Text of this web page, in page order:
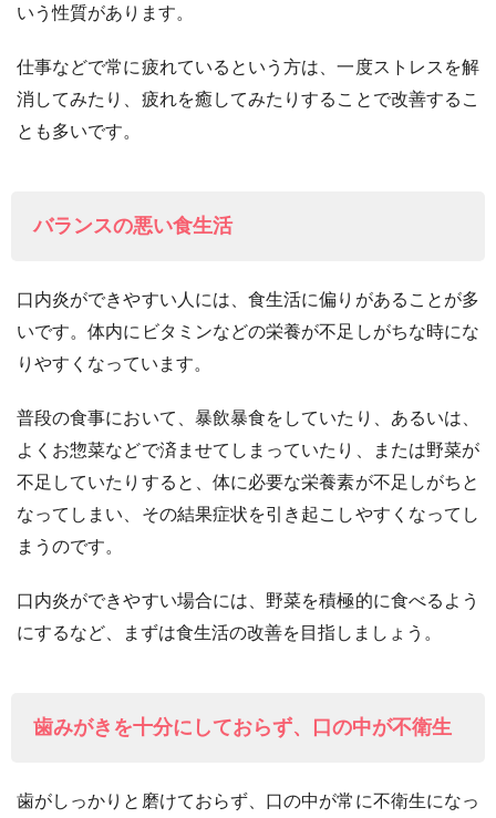
いう性質があります。
仕事などで常に疲れているという方は、一度ストレスを解
消してみたり、疲れを癒してみたりすることで改善するこ
とも多いです。
バランスの悪い食生活
口内炎ができやすい人には、食生活に偏りがあることが多
いです。体内にビタミンなどの栄養が不足しがちな時にな
りやすくなっています。
普段の食事において、暴飲暴食をしていたり、あるいは、
よくお惣菜などで済ませてしまっていたり、または野菜が
不足していたりすると、体に必要な栄養素が不足しがちと
なってしまい、その結果症状を引き起こしやすくなってし
まうのです。
口内炎ができやすい場合には、野菜を積極的に食べるよう
にするなど、まずは食生活の改善を目指しましょう。
歯みがきを十分にしておらず、口の中が不衛生
歯がしっかりと磨けておらず、口の中が常に不衛生になっ